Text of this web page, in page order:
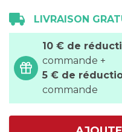
LIVRAISON
10 € de
commande +
5 € de
commande